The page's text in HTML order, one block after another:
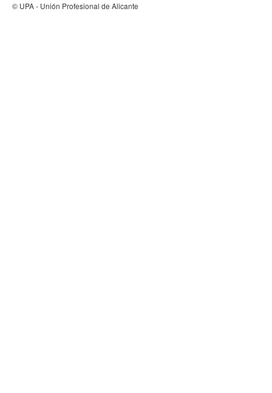
© UPA - Unión Profesional de Alicante